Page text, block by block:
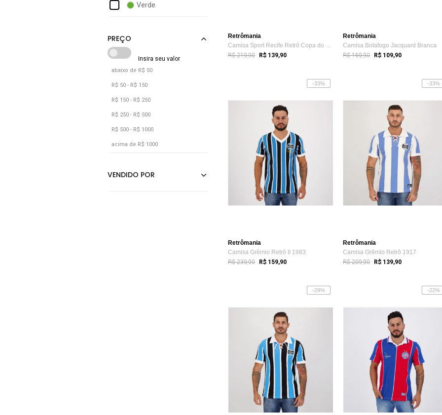
Verde
abaixo de R$ 50
R$ 50 - R$ 150
R$ 150 - R$ 250
R$ 250 - R$ 500
R$ 500 - R$ 1000
acima de R$ 1000
Retrômania
Camisa Sport Recife Retrô Copa do Nordeste 1994
R$ 219,90 R$ 139,90
Retrômania
Camisa Botafogo Jacquard Branca
R$ 169,90 R$ 109,90
-33%
Retrômania
Camisa Grêmio Retrô II 1983
R$ 239,90 R$ 159,90
-33%
Retrômania
Camisa Grêmio Retrô 1917
R$ 209,90 R$ 139,90
-29% -22%